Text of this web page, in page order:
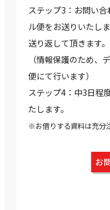
ステップ3：お問い
ル便をお送りいたし
送り返して頂きます。
（情報保護のため、
便にて行います）
ステップ4：中3日程
たします。
※お借りする資料は充分
お